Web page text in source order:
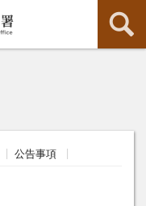
公告事項